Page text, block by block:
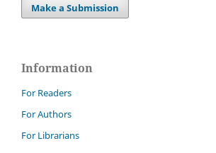
Make a Submission
Information
For Readers
For Authors
For Librarians